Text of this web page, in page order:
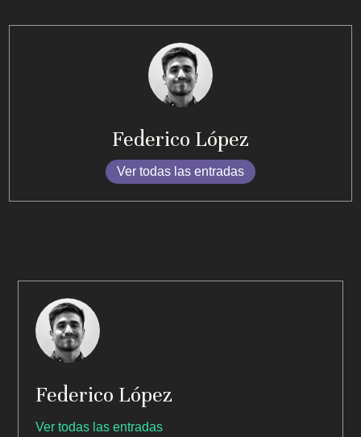
Federico López
Ver todas las entradas
Federico López
Ver todas las entradas